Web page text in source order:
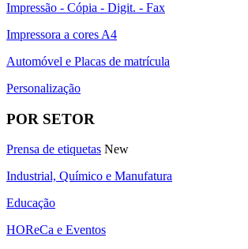
Impressão - Cópia - Digit. - Fax
Impressora a cores A4
Automóvel e Placas de matrícula
Personalização
POR SETOR
Prensa de etiquetas New
Industrial, Químico e Manufatura
Educação
HOReCa e Eventos